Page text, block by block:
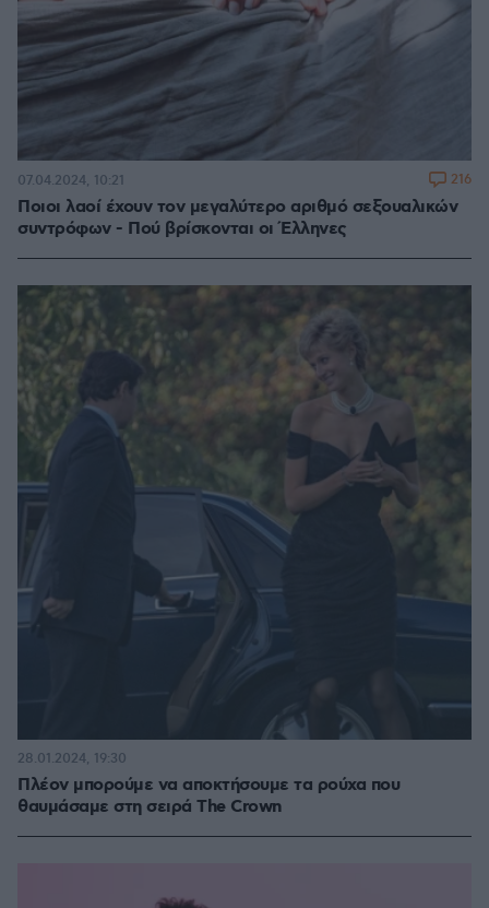
Ποιοι λαοί έχουν τον μεγαλύτερο αριθμό σεξουαλικών
συντρόφων - Πού βρίσκονται οι Έλληνες
07.04.2024, 10:21 216
Πλέον μπορούμε να αποκτήσουμε τα ρούχα που
θαυμάσαμε στη σειρά The Crown
28.01.2024, 19:30